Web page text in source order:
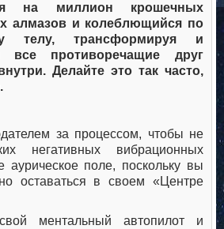
на миллион крошечных
алмазов и колеблющийся по
телу, трансформируя и
все противоречащие друг
Делайте это так часто,
за процессом, чтобы не
негативных вибрационных
аурическое поле, поскольку вы
оставаться в своем «Центре
ментальный автопилот и